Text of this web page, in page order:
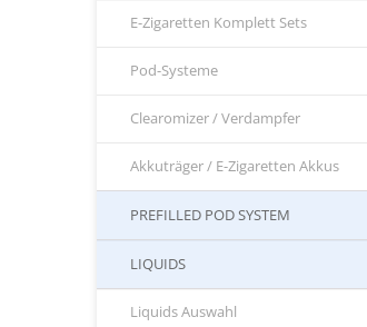
E-Zigaretten Komplett Sets
Pod-Systeme
Clearomizer / Verdampfer
Akkuträger / E-Zigaretten Akkus
PREFILLED POD SYSTEM
LIQUIDS
Liquids Auswahl